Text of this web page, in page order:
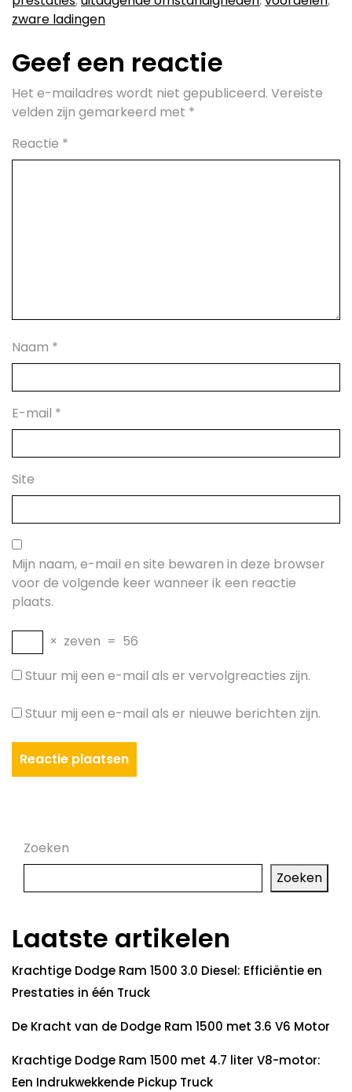
zware ladingen
Geef een reactie
Het e-mailadres wordt niet gepubliceerd. Vereiste
velden zijn gemarkeerd met *
Reactie *
Naam *
E-mail *
Site
Mijn naam, e-mail en site bewaren in deze browser
voor de volgende keer wanneer ik een reactie
plaats.
× zeven = 56
Stuur mij een e-mail als er vervolgreacties zijn.
Stuur mij een e-mail als er nieuwe berichten zijn.
Zoeken
Zoeken
Laatste artikelen
Krachtige Dodge Ram 1500 3.0 Diesel: Efficiëntie en
Prestaties in één Truck
De Kracht van de Dodge Ram 1500 met 3.6 V6 Motor
Krachtige Dodge Ram 1500 met 4.7 liter V8-motor:
Een Indrukwekkende Pickup Truck